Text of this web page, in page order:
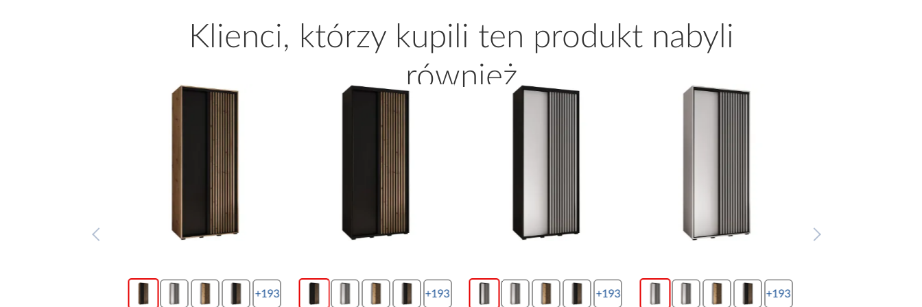
Klienci, którzy kupili ten produkt nabyli
również
+193 +193 +193 +193